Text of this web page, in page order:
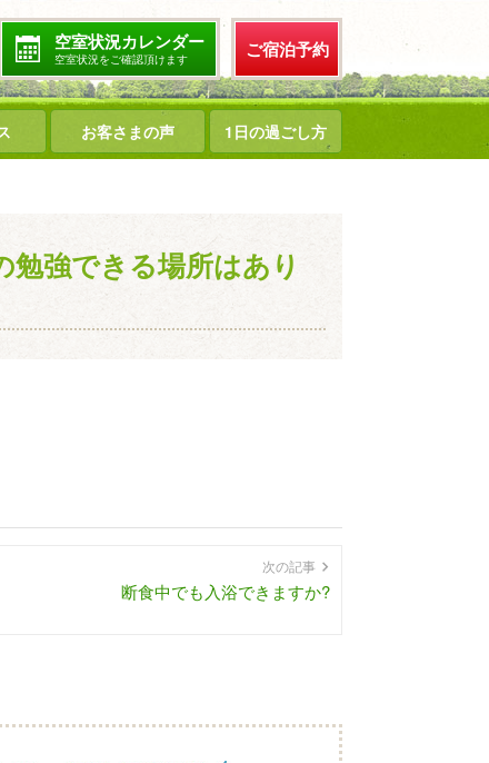
空室状況カレンダー
空室状況をご確認頂けます ご宿泊予約
お客さまの声 1日の過ごし方
強できる場所はあり
次の記事
断食中でも入浴できますか?